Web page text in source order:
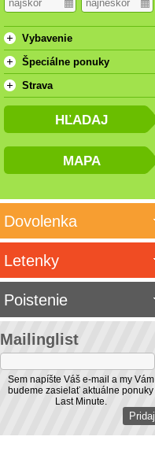
Vybavenie
Špeciálne ponuky
Strava
Dovolenka
Mailinglist
Sem napíšte Váš e-mail a my Vám
budeme zasielať aktuálne ponuky
Last Minute.
Letenky
Poistenie